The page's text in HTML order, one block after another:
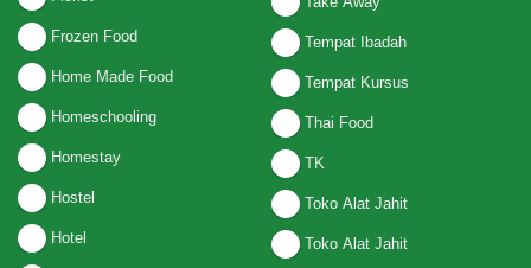
Frozen Food
Home Made Food
Homeschooling
Homestay
Hostel
Hotel
Tempat Ibadah
Tempat Kursus
Thai Food
TK
Toko Alat Jahit
Toko Alat Jahit